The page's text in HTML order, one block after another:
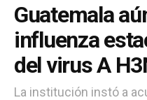
Guatemala
influenza
del virus A
La institución instó a